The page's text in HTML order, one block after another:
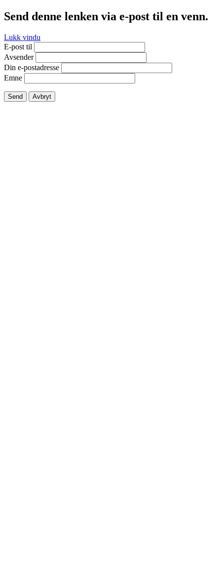
Send denne lenken via e-post til en venn.
Lukk vindu
E-post til
Avsender
Din e-postadresse
Emne
Send Avbryt